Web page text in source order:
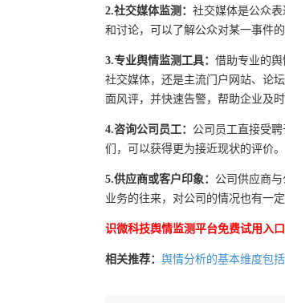
2.社交媒体监测： 社交媒体是公众
和讨论，可以了解公众对某一事件的
3.专业舆情监测工具： 借助专业的
社交媒体，还是主流门户网站、论
面风评，并快速告警，帮助企业及
4.咨询公司员工： 公司员工直接受
们，可以获得更为接近现状的评价。
5.供应商或客户印象： 公司供应商
业务的往来，对公司的情况也有一
识微科技舆情监测平台免费试用入
相关推荐： 舆情分析的基本维度包括